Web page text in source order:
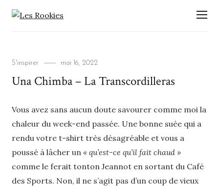
LES ROOKIES
Categories
S'inspirer
Posted
mai 16, 2022
Una Chimba – La Transcordilleras
Vous avez sans aucun doute savourer comme moi la
chaleur du week-end passée. Une bonne suée qui a
rendu votre t-shirt très désagréable et vous a
poussé à lâcher un « qu’est-ce qu’il fait chaud »
comme le ferait tonton Jeannot en sortant du Café
des Sports. Non, il ne s’agit pas d’un coup de vieux